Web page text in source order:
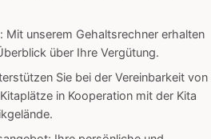
Mit unserem Gehaltsrechner erhalten
über Ihre Vergütung.
Sie bei der Vereinbarkeit von
in Kooperation mit der Kita